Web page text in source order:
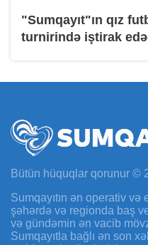
"Sumqayıt"ın qız
turnirində iştirak
Bütün hüquqlar qorunur ©
Sumqayıtın ən operativ
şəhərdə və regionda baş
və gündəmin ən vacib
Sumqayıtla bağlı ən son